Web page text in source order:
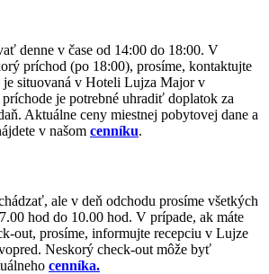
denne v čase od 14:00 do 18:00. V
príchod (po 18:00), prosíme, kontaktujte
je situovaná v Hoteli Lujza Major v
je potrebné uhradiť doplatok za
Aktuálne ceny miestnej pobytovej dane a
v našom cenníku.
ale v deň odchodu prosíme všetkých
hod do 10.00 hod. V prípade, ak máte
out, prosíme, informujte recepciu v Lujze
Neskorý check-out môže byť
cenníka.